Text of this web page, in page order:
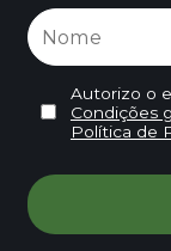
Autorizo o
Condições
Política de